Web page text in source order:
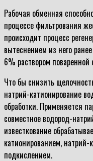
Рабочая обменная
процессе фильтрования
происходит процесс
вытеснением из него
6% раствором поваренной
Что бы снизить
натрий-катионирование
обработки. Применяется
совместное водород-
известкование
катионированием,
подкислением.